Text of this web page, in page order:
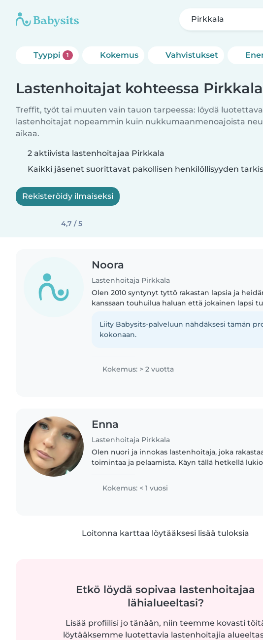
Pirkkala
Tyyppi 1 Kokemus Vahvistukset
Lastenhoitajat kohteessa Pirkkala
Treffit, työt tai muuten vain tauon tarpeessa: löydä
lastenhoitajat nopeammin kuin nukkumaanmenoajoista
aikaa.
2 aktiivista lastenhoitajaa Pirkkala
Kaikki jäsenet suorittavat pakollisen henkilöllisyyden
Rekisteröidy ilmaiseksi
4,7 / 5
Noora
Lastenhoitaja Pirkkala
Olen 2010 syntynyt tyttö rakastan lapsia ja
kanssaan touhuilua haluan että jokainen lapsi
läsnä olen vastuullinen,..
Liity Babysits-palveluun nähdäksesi tämän
kokonaan.
Kokemus: > 2 vuotta
Enna
Lastenhoitaja Pirkkala
Olen nuori ja innokas lastenhoitaja, joka
toimintaa ja pelaamista. Käyn tällä hetkellä
Kokemus: < 1 vuosi
Loitonna karttaa löytääksesi lisää tuloksia
Etkö löydä sopivaa lastenhoitajaa
lähialueeltasi?
Lisää profiilisi jo tänään, niin teemme kovasti
löytääksemme luotettavia lastenhoitajia